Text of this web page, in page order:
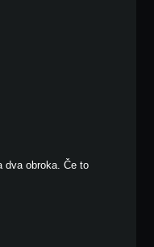
dva obroka. Če to